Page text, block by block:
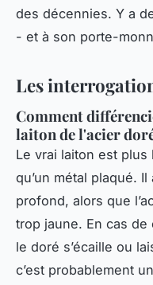
des décennies. Y a
- et à son porte-
Les
Comment
laiton de l'acier
Le vrai laiton est
qu’un métal plaqué.
profond, alors que
trop jaune. En cas
le doré s’écaille ou
c’est probablement